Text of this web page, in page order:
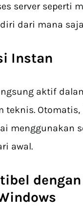
server seperti
dari mana
Instan
aktif
teknis. Otomatis,
menggunakan
awal.